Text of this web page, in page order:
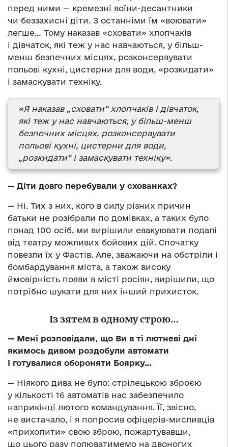
перед ними — кремезні воїни-десантники
чи беззахисні діти. З останніми їм «воювати»
легше… Тому наказав «сховати» хлопчаків
і дівчаток, які теж у нас навчаються, у більш-
менш безпечних місцях, розконсервувати
польові кухні, цистерни для води, «розкидати»
і замаскувати техніку.
«Я наказав „сховати“ хлопчаків і дівчаток,
які теж у нас навчаються, у більш-менш
безпечних місцях, розконсервувати
польові кухні, цистерни для води,
„розкидати“ і замаскувати техніку».
— Діти довго перебували у схованках?
— Ні. Тих з них, кого в силу різних причин
батьки не розібрали по домівках, а таких було
понад 100 осіб, ми вирішили евакуювати подалі
від театру можливих бойових дій. Спочатку
повезли їх у Фастів. Але, зважаючи на обстріли і
бомбардування міста, а також високу
ймовірність появи в місті росіян, вирішили, що
потрібно шукати для них інший прихисток.
Із зятем в одному строю…
— Мені розповідали, що Ви в ті лютневі дні
якимось дивом роздобули автомати
і готувалися обороняти Боярку…
— Ніякого дива не було: стрілецькою зброєю
у кількості 16 автоматів нас забезпечило
наприкінці лютого командування. Її, звісно,
не вистачало, і я попросив офіцерів-мисливців
«прихопити» свою зброю, пожартувавши,
що цього разу полюватимемо на двоногих